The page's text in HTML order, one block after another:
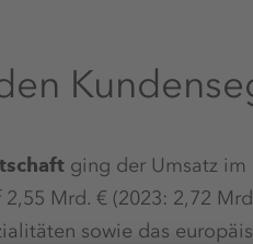
ging der Umsatz im
Mrd. € (2023: 2,72
sowie das